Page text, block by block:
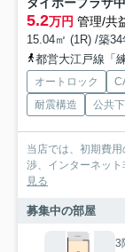
ダイホープラザ
5.2万円 管理/共
15.04㎡ (1R) /築
都営大江戸線「
オートロック
耐震構造
公共
当店では、初期費
渉、インターネッ
見る
募集中の部屋
3